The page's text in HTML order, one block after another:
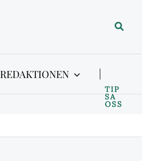
Sök
REDAKTIONEN
TIP
SA
OSS